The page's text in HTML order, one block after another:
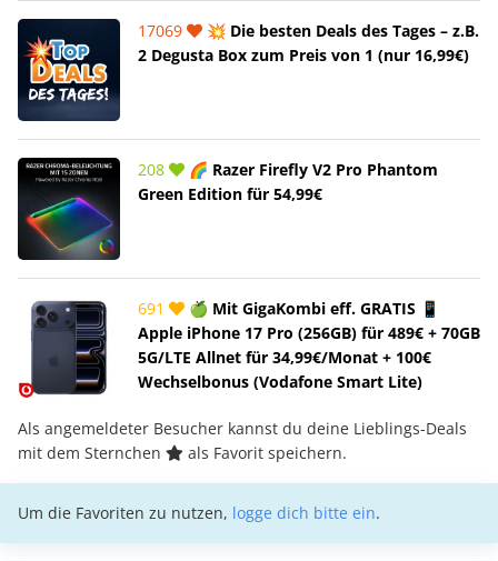
17069
💥 Die besten Deals des Tages – z.B.
2 Degusta Box zum Preis von 1 (nur 16,99€)
208
🌈 Razer Firefly V2 Pro Phantom
Green Edition für 54,99€
691
🍏 Mit GigaKombi eff. GRATIS 📱
Apple iPhone 17 Pro (256GB) für 489€ + 70GB
5G/LTE Allnet für 34,99€/Monat + 100€
Wechselbonus (Vodafone Smart Lite)
Als angemeldeter Besucher kannst du deine Lieblings-Deals
mit dem Sternchen
als Favorit speichern.
Um die Favoriten zu nutzen, logge dich bitte ein.